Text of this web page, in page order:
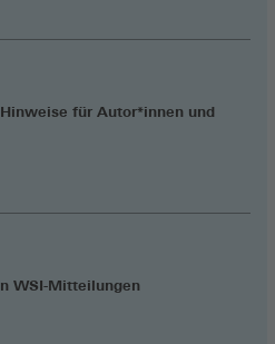
für Autor*innen und
WSI-Mitteilungen